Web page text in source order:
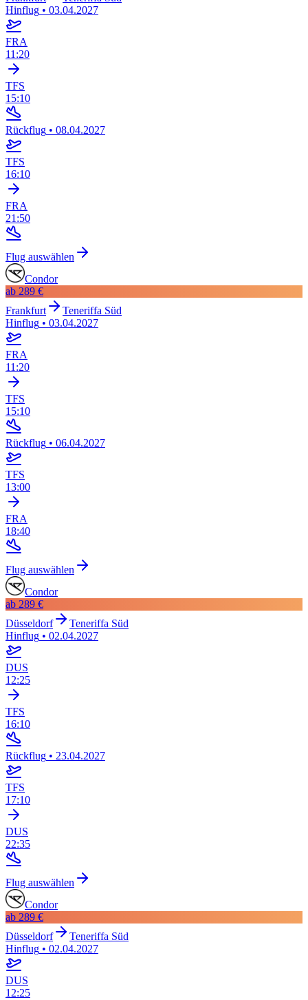
Hinflug • 03.04.2027
FRA
11:20
TFS
15:10
Rückflug • 08.04.2027
TFS
16:10
FRA
21:50
Flug auswählen
Condor
ab 289 €
Frankfurt
Teneriffa Süd
Hinflug • 03.04.2027
FRA
11:20
TFS
15:10
Rückflug • 06.04.2027
TFS
13:00
FRA
18:40
Flug auswählen
Condor
ab 289 €
Düsseldorf
Teneriffa Süd
Hinflug • 02.04.2027
DUS
12:25
TFS
16:10
Rückflug • 23.04.2027
TFS
17:10
DUS
22:35
Flug auswählen
Condor
ab 289 €
Düsseldorf
Teneriffa Süd
Hinflug • 02.04.2027
DUS
12:25